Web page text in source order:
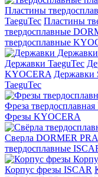
Пластины
TaeguTec Пластины
твердосплавные
твердосплавные
Державки
Державки TaeguTec
KYOCERA
TaeguTec
Фреза
Фрезы KYOCERA
Сверла DORMER
твердосплавные
Корпус фрезы ISCAR